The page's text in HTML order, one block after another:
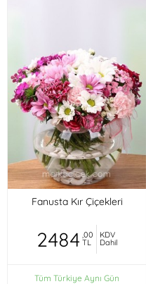
Fanusta Kır Çiçekleri
2484 ,00
TL
KDV
Dahil
Tüm Türkiye Aynı Gün